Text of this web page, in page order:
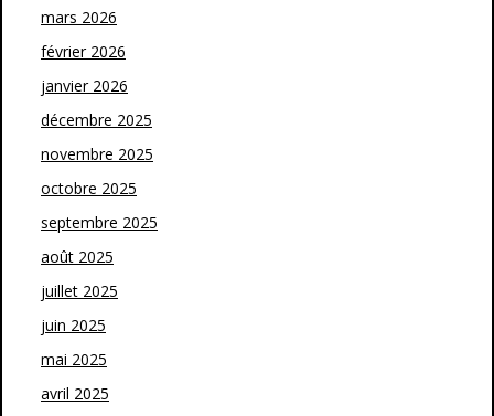
mars 2026
février 2026
janvier 2026
décembre 2025
novembre 2025
octobre 2025
septembre 2025
août 2025
juillet 2025
juin 2025
mai 2025
avril 2025